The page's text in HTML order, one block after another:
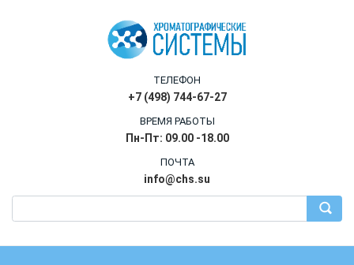
ТЕЛЕФОН
+7 (498) 744-67-27
ВРЕМЯ РАБОТЫ
Пн-Пт: 09.00 -18.00
ПОЧТА
info@chs.su